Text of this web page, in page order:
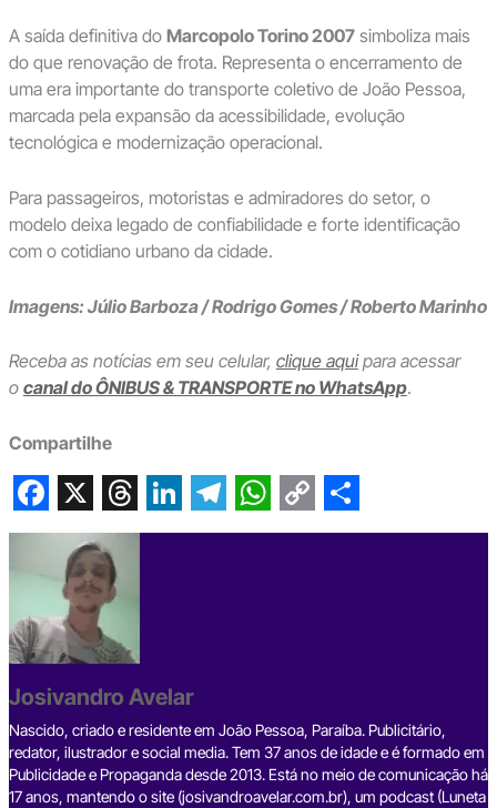
A saída definitiva do Marcopolo Torino 2007simboliza mais
do que renovação de frota. Representa o encerramento de
uma era importante do transporte coletivo de João Pessoa,
marcada pela expansão da acessibilidade, evolução
tecnológica e modernização operacional.
Para passageiros, motoristas e admiradores do setor, o
modelo deixa legado de confiabilidade e forte identificação
com o cotidiano urbano da cidade.
Imagens: Júlio Barboza / Rodrigo Gomes / Roberto Marinho
Receba as notícias em seu celular, clique aquipara acessar
o canal do ÔNIBUS & TRANSPORTE no WhatsApp.
Compartilhe
F
a
e
b
o
o
k
X T
h
r
e
a
d
s
L
d
I
n
T
r
a
m
W
p
p
C
n
k
S
Josivandro Avelar
Nascido, criado e residente em João Pessoa, Paraíba. Publicitário,
redator, ilustrador e social media. Tem 37 anos de idade e é formado em
Publicidade e Propaganda desde 2013. Está no meio de comunicação há
17 anos, mantendo o site (josivandroavelar.com.br), um podcast (Luneta